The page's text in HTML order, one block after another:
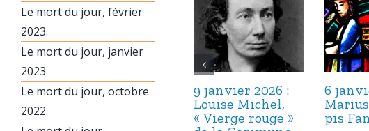
9 janvier 2026 :
Louise Michel,
« Vierge rouge »
6
pis
Le mort du jour, février
2023.
Le mort du jour, janvier
2023
Le mort du jour, octobre
2022.